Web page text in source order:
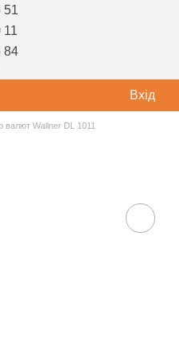
51
11
84
Вхід
валют Wallner DL 1011